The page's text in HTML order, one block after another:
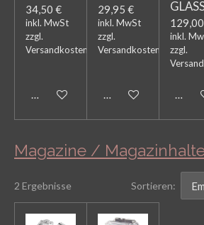
34,50 €
inkl. MwSt
zzgl.
Versandkosten
In den Warenkorb
29,95 €
inkl. MwSt
zzgl.
Versandkosten
In den Warenkorb
inkl.
zzgl.
In
Magazine /
2 Ergebnisse Sortieren: